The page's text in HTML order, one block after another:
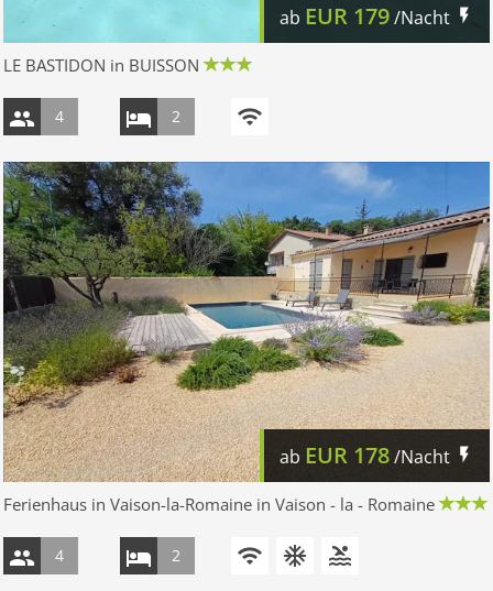
ab EUR 179/Nacht
LE BASTIDON in BUISSON
4 2
ab EUR 178/Nacht
Ferienhaus in Vaison-la-Romaine in Vaison - la - Romaine
4 2